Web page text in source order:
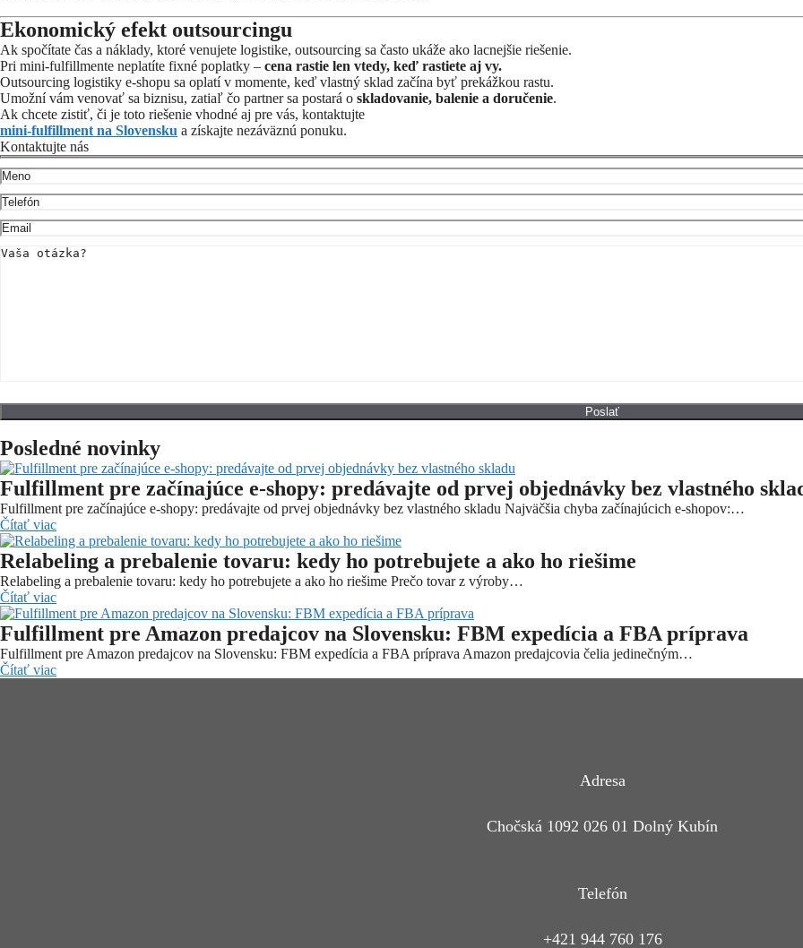
Ekonomický efekt outsourcingu
Ak spočítate čas a náklady, ktoré venujete logistike, outsourcing sa často ukáže ako lacnejšie riešenie.
Pri mini-fulfillmente neplatíte fixné poplatky – cena rastie len vtedy, keď rastiete aj vy.
Outsourcing logistiky e-shopu sa oplatí v momente, keď vlastný sklad začína byť prekážkou rastu.
Umožní vám venovať sa biznisu, zatiaľ čo partner sa postará o skladovanie, balenie a doručenie.
Ak chcete zistiť, či je toto riešenie vhodné aj pre vás, kontaktujte
mini-fulfillment na Slovensku a získajte nezáväznú ponuku.
Kontaktujte nás
Posledné novinky
Fulfillment pre začínajúce e-shopy: predávajte od prvej objednávky bez vlastného
Fulfillment pre začínajúce e-shopy: predávajte od prvej objednávky bez vlastného skladu Najväčšia chyba začínajúcich e-shopov:…
Čítať viac
Relabeling a prebalenie tovaru: kedy ho potrebujete a ako ho riešime
Relabeling a prebalenie tovaru: kedy ho potrebujete a ako ho riešime Prečo tovar z výroby…
Čítať viac
Fulfillment pre Amazon predajcov na Slovensku: FBM expedícia a FBA príprava
Fulfillment pre Amazon predajcov na Slovensku: FBM expedícia a FBA príprava Amazon predajcovia čelia jedinečným…
Čítať viac
Adresa
Chočská 1092 026 01 Dolný Kubín
Telefón
+421 944 760 176